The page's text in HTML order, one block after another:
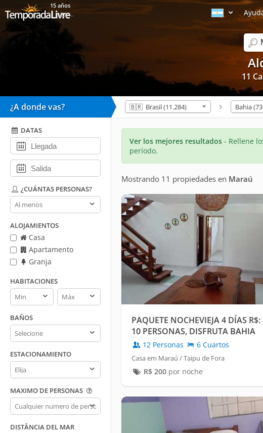
11
15 años
¿A donde vas? 🇧🇷 Brasil (11.284) Bahia
DATAS
¿CUÁNTAS PERSONAS?
¿Cuántas
personas?
ALOJAMIENTOS
Casa
Apartamento
Granja
HABITACIONES
Habitaciones
min
Habitaciones
max
BAÑOS
Baños
ESTACIONAMIENTO
Estacionamiento
MAXIMO DE PERSONAS
Maximo
de
personas
DISTÂNCIA DEL MAR
Ver los mejores resultados - Rellene
período.
Mostrando 11 propiedades en Maraú
PAQUETE NOCHEVIEJA 4 DÍAS
10 PERSONAS, DISFRUTA BAHIA
12 Personas 6 Cuartos
Casa em Maraú / Taipu de Fora
R$ 200por noche